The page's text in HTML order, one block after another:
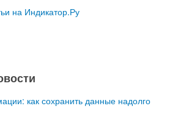
на Индикатор.Ру
как сохранить данные надолго